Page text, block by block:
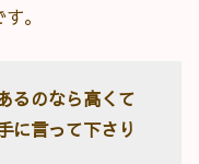
。
るのなら高くて
に言って下さり